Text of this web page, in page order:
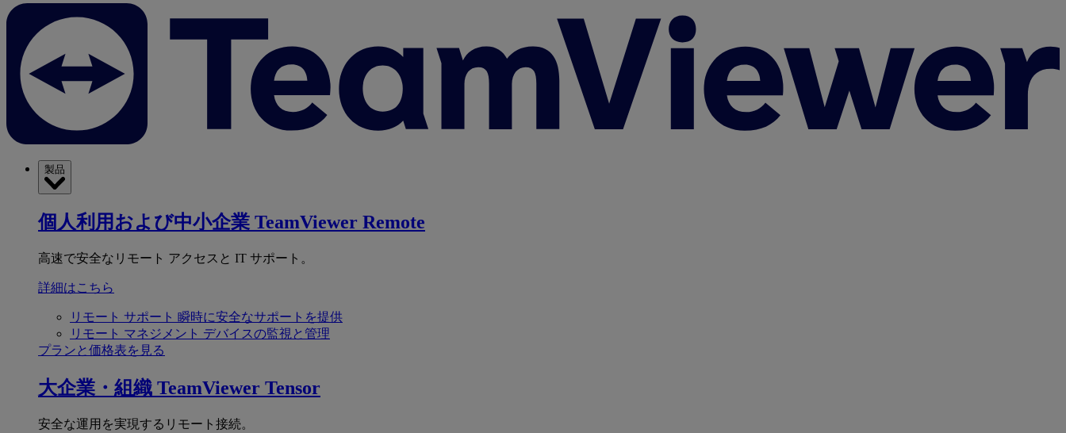
製品
個人利用および中小企業 TeamViewer Remote
高速で安全なリモート アクセスと IT サポート。
詳細はこちら
リモート サポート 瞬時に安全なサポートを提供
リモート マネジメント デバイスの監視と管理
プランと価格表を見る
大企業・組織 TeamViewer Tensor
安全な運用を実現するリモート接続。